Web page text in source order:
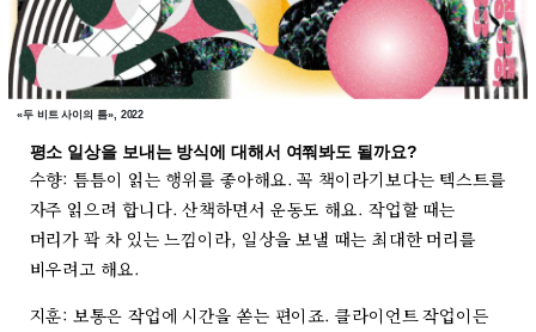
«두 비트 사이의 틈», 2022
평소 일상을 보내는 방식에 대해서 여쭤봐도 될까요?
수향: 틈틈이 읽는 행위를 좋아해요. 꼭 책이라기보다는 텍스트를
자주 읽으려 합니다. 산책하면서 운동도 해요. 작업할 때는
머리가 꽉 차 있는 느낌이라, 일상을 보낼 때는 최대한 머리를
비우려고 해요.
지훈: 보통은 작업에 시간을 쏟는 편이죠. 클라이언트 작업이든